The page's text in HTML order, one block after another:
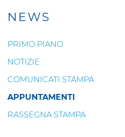
NEWS
PRIMO PIANO
NOTIZIE
COMUNICATI STAMPA
APPUNTAMENTI
RASSEGNA STAMPA